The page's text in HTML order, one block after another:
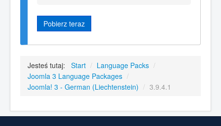
Pobierz teraz
Jesteś tutaj: Start / Language Packs /
Joomla 3 Language Packages /
Joomla! 3 - German (Liechtenstein) / 3.9.4.1